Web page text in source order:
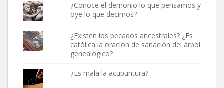
¿Conoce el demonio lo que pensamos y
oye lo que decimos?
¿Existen los pecados ancestrales? ¿Es
católica la oración de sanación del árbol
genealógico?
¿Es mala la acupuntura?